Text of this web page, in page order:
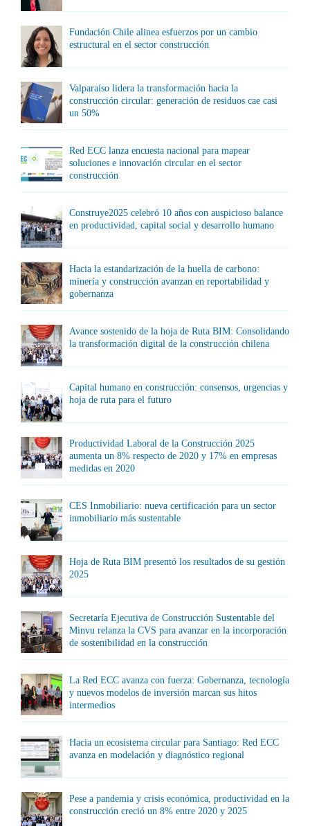
Fundación Chile alinea esfuerzos por un cambio
estructural en el sector construcción
Valparaíso lidera la transformación hacia la
construcción circular: generación de residuos cae casi
un 50%
Red ECC lanza encuesta nacional para mapear
soluciones e innovación circular en el sector
construcción
Construye2025 celebró 10 años con auspicioso balance
en productividad, capital social y desarrollo humano
Hacia la estandarización de la huella de carbono:
minería y construcción avanzan en reportabilidad y
gobernanza
Avance sostenido de la hoja de Ruta BIM: Consolidando
la transformación digital de la construcción chilena
Capital humano en construcción: consensos, urgencias y
hoja de ruta para el futuro
Productividad Laboral de la Construcción 2025
aumenta un 8% respecto de 2020 y 17% en empresas
medidas en 2020
CES Inmobiliario: nueva certificación para un sector
inmobiliario más sustentable
Hoja de Ruta BIM presentó los resultados de su gestión
2025
Secretaría Ejecutiva de Construcción Sustentable del
Minvu relanza la CVS para avanzar en la incorporación
de sostenibilidad en la construcción
La Red ECC avanza con fuerza: Gobernanza, tecnología
y nuevos modelos de inversión marcan sus hitos
intermedios
Hacia un ecosistema circular para Santiago: Red ECC
avanza en modelación y diagnóstico regional
Pese a pandemia y crisis económica, productividad en la
construcción creció un 8% entre 2020 y 2025